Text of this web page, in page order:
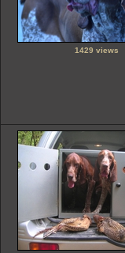
1429 views